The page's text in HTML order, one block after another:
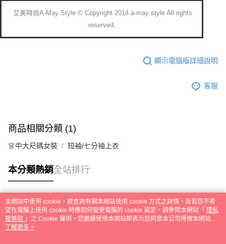
艾美時尚A-May Style © Copyright 2014 a-may style All rights
reserved.
顯示電腦版詳細說明
客服
商品相關分類 (1)
👗中大尺碼女裝 短袖/七分袖上衣
本分類熱銷全站排行
熱門標籤
本網站中使用 cookie，欲查詢有關本網站使用 cookie 方式之詳情，及若您不希
望在電腦上使用 cookie 時應如何變更電腦的 cookie 設定，請參閱本網站「 隱私
權條款 」之 Cookie 聲明。您繼續使用本網站即表示您同意本公司得按本網站使
用條款之 Cookie 聲明使用 cookie。
了解更多 >